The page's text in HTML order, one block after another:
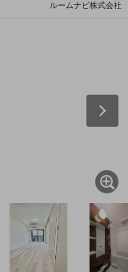
ルームナビ株式会社